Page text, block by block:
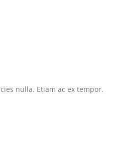
nulla. Etiam ac ex tempor.